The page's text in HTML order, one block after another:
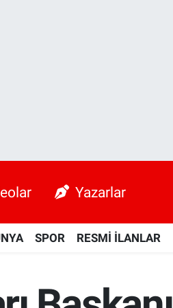
Yazarlar
SPOR RESMİ İLANLAR